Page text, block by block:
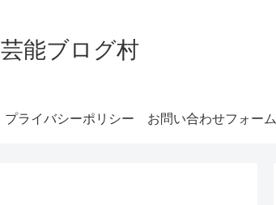
芸能ブログ村
プライバシーポリシー お問い合わせフォーム